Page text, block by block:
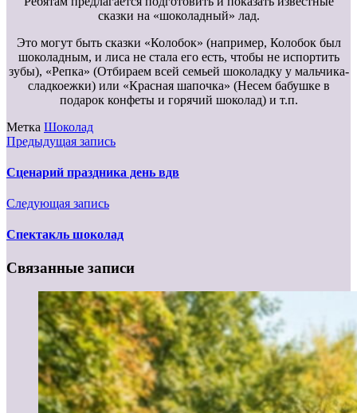
сказки на «шоколадный» лад.
Это могут быть сказки «Колобок» (например, Колобок был
шоколадным, и лиса не стала его есть, чтобы не испортить
зубы), «Репка» (Отбираем всей семьей шоколадку у мальчика-
сладкоежки) или «Красная шапочка» (Несем бабушке в
подарок конфеты и горячий шоколад) и т.п.
Метка Шоколад
Предыдущая запись
Cценарий праздника день вдв
Следующая запись
Спектакль шоколад
Связанные записи